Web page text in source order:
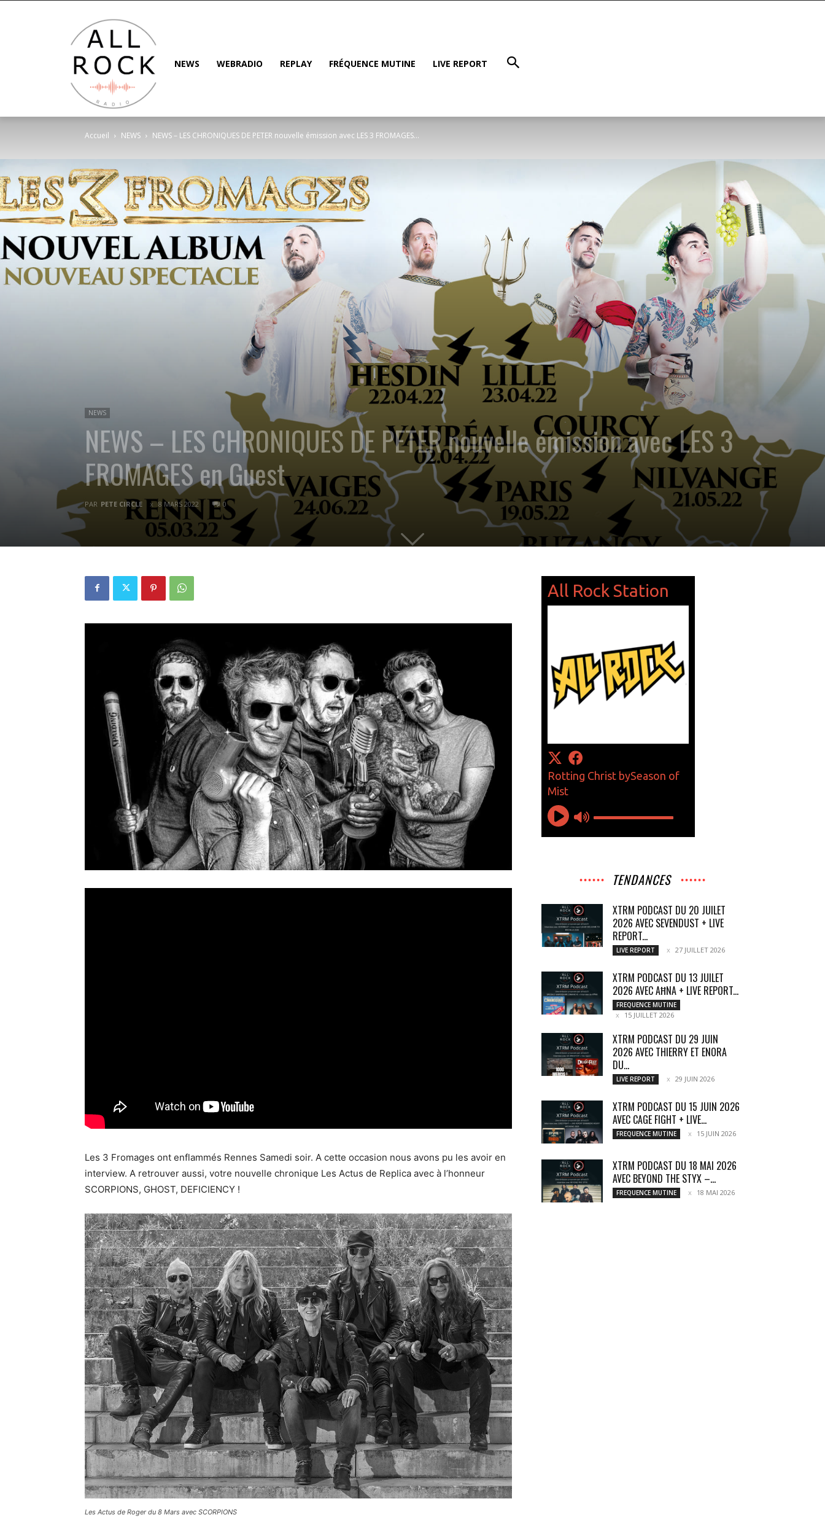
NEWS WEBRADIO REPLAY FRÉQUENCE MUTINE LIVE REPORT
Accueil NEWS NEWS – LES CHRONIQUES DE PETER nouvelle émission avec LES 3 FROMAGES...
NEWS
NEWS – LES CHRONIQUES DE PETER nouvelle émission avec LES 3
FROMAGES en Guest
PAR PETE CIRCLE 8 MARS 2022 0
Les 3 Fromages ont enflammés Rennes Samedi soir. A cette occasion nous avons pu les avoir en
interview. A retrouver aussi, votre nouvelle chronique Les Actus de Replica avec à l’honneur
SCORPIONS, GHOST, DEFICIENCY !
Les Actus de Roger du 8 Mars avec SCORPIONS
TENDANCES
XTRM PODCAST DU 20 JUILET
2026 AVEC SEVENDUST + LIVE
REPORT...
LIVE REPORT 27 JUILLET 2026
XTRM PODCAST DU 13 JUILET
2026 AVEC AĦNA + LIVE REPORT...
FREQUENCE MUTINE
15 JUILLET 2026
XTRM PODCAST DU 29 JUIN
2026 AVEC THIERRY ET ENORA
DU...
LIVE REPORT 29 JUIN 2026
XTRM PODCAST DU 15 JUIN 2026
AVEC CAGE FIGHT + LIVE...
FREQUENCE MUTINE 15 JUIN 2026
XTRM PODCAST DU 18 MAI 2026
AVEC BEYOND THE STYX –...
FREQUENCE MUTINE 18 MAI 2026